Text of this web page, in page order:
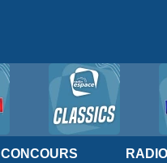
CONCOURS RADIO